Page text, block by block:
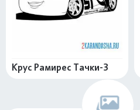
Крус Рамирес Тачки-3